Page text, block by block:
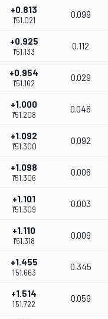
+0.813
1'51.021
0.099
+0.925
1'51.133
0.112
+0.954
1'51.162
0.029
+1.000
1'51.208
0.046
+1.092
1'51.300
0.092
+1.098
1'51.306
0.006
+1.101
1'51.309
0.003
+1.110
1'51.318
0.009
+1.455
1'51.663
0.345
+1.514
1'51.722
0.059